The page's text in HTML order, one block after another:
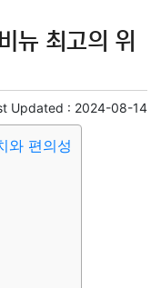
호화폐 블록체인
증권 인테리어
스포츠
뉴 최고의 위
Updated : 2024-08-14
와 편의성